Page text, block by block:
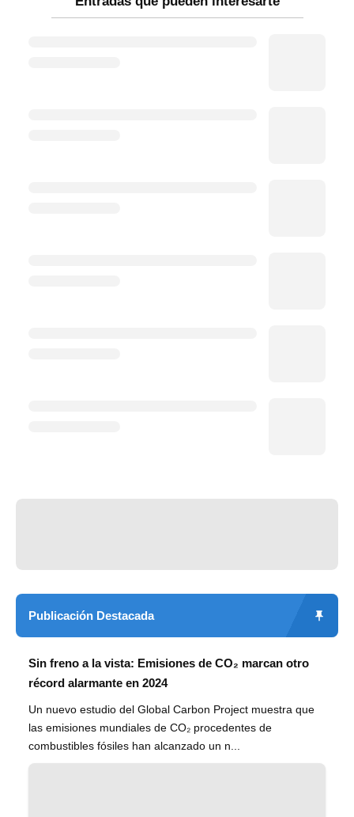
Publicación Destacada
Sin freno a la vista: Emisiones de CO₂ marcan otro
récord alarmante en 2024
Un nuevo estudio del Global Carbon Project muestra que
las emisiones mundiales de CO₂ procedentes de
combustibles fósiles han alcanzado un n...